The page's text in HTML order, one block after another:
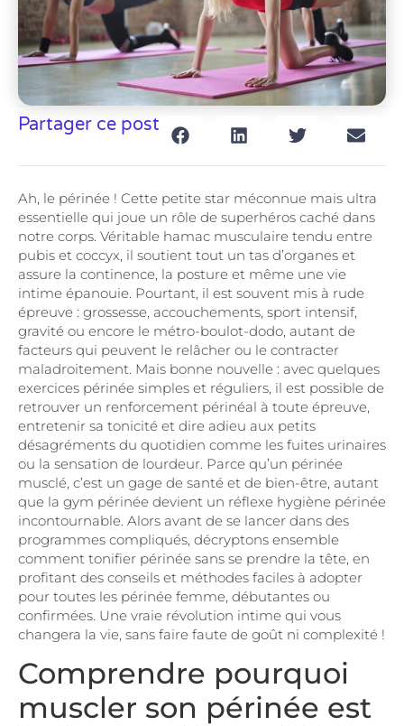
Partager ce post
Ah, le périnée ! Cette petite star méconnue mais ultra
essentielle qui joue un rôle de superhéros caché dans
notre corps. Véritable hamac musculaire tendu entre
pubis et coccyx, il soutient tout un tas d’organes et
assure la continence, la posture et même une vie
intime épanouie. Pourtant, il est souvent mis à rude
épreuve : grossesse, accouchements, sport intensif,
gravité ou encore le métro-boulot-dodo, autant de
facteurs qui peuvent le relâcher ou le contracter
maladroitement. Mais bonne nouvelle : avec quelques
exercices périnée simples et réguliers, il est possible de
retrouver un renforcement périnéal à toute épreuve,
entretenir sa tonicité et dire adieu aux petits
désagréments du quotidien comme les fuites urinaires
ou la sensation de lourdeur. Parce qu’un périnée
musclé, c’est un gage de santé et de bien-être, autant
que la gym périnée devient un réflexe hygiène périnée
incontournable. Alors avant de se lancer dans des
programmes compliqués, décryptons ensemble
comment tonifier périnée sans se prendre la tête, en
profitant des conseils et méthodes faciles à adopter
pour toutes les périnée femme, débutantes ou
confirmées. Une vraie révolution intime qui vous
changera la vie, sans faire faute de goût ni complexité !
Comprendre pourquoi
muscler son périnée est